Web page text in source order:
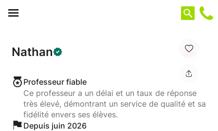
Nathan
Professeur fiable
Ce professeur a un délai et un taux de réponse
très élevé, démontrant un service de qualité et sa
fidélité envers ses élèves.
Depuis juin 2026